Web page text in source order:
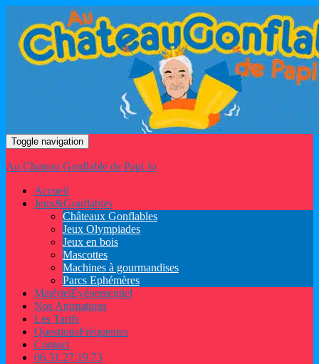
Toggle navigation
Au Chateau Gonflable de Papi Jo
Accueil
Jeux&Gonflables
Châteaux Gonflables
Jeux Olympiades
Jeux en bois
Mascottes
Machines à gourmandises
Parcs Ephémères
MatérielÉvènementiel
Nos Animations
Les Tarifs
QuestionsFréquentes
Contact
06.31.27.19.73